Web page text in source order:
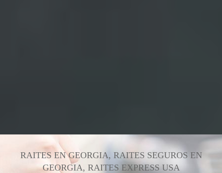
RAITES EN GEORGIA, RAITES SEGUROS EN
GEORGIA, RAITES EXPRESS USA